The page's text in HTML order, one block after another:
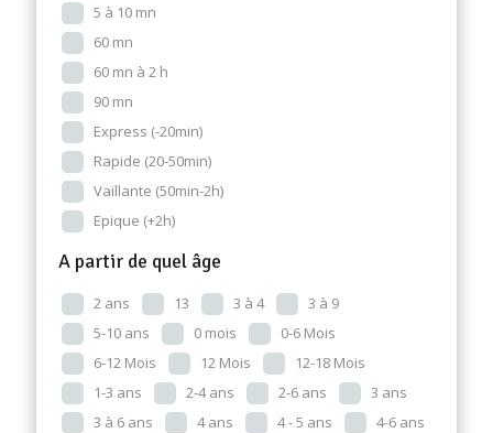
5 à 10 mn
60 mn
60 mn à 2 h
90 mn
Express (-20min)
Rapide (20-50min)
Vaillante (50min-2h)
Epique (+2h)
A partir de quel âge
2 ans 13 3 à 4
3 à 9
5-10 ans
0 mois
0-6 Mois
6-12 Mois
12 Mois
12-18 Mois
1-3 ans
2-4 ans 2-6 ans
3 ans
3 à 6 ans
4 ans 4 - 5 ans
4-6 ans